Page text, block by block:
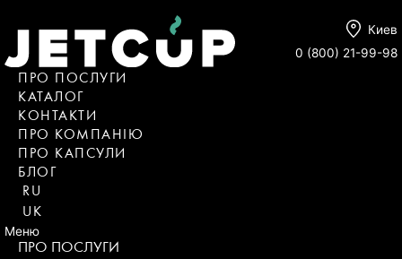
Киев
0 (800) 21-99-98
ПРО ПОСЛУГИ
КАТАЛОГ
KОНТАКТИ
ПРО КОМПАНІЮ
ПРО КАПСУЛИ
БЛОГ
RU
UK
Меню
ПРО ПОСЛУГИ